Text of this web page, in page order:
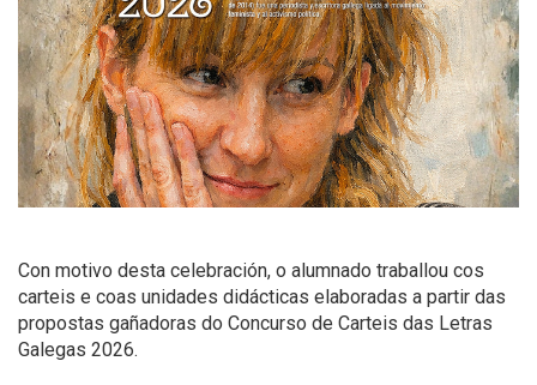
Con motivo desta celebración, o alumnado traballou cos
carteis e coas unidades didácticas elaboradas a partir das
propostas gañadoras do Concurso de Carteis das Letras
Galegas 2026.